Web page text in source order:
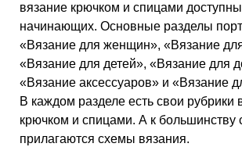
вязание крючком и спицами
начинающих. Основные разделы
«Вязание для женщин», «Вязание
«Вязание для детей», «Вязание для
«Вязание аксессуаров» и «Вязание
В каждом разделе есть свои рубрики
крючком и спицами. А к большинству
прилагаются схемы вязания.